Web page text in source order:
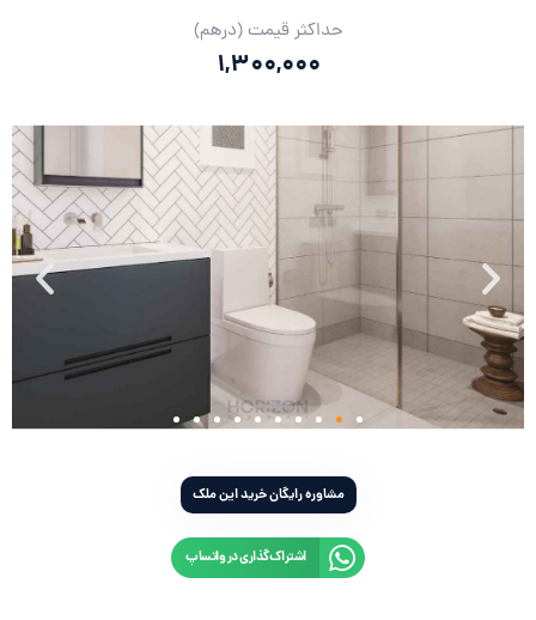
حداکثر قیمت (درهم)
1,300,000
مشاوره رایگان خرید این ملک
اشتراک‌گذاری در واتساپ